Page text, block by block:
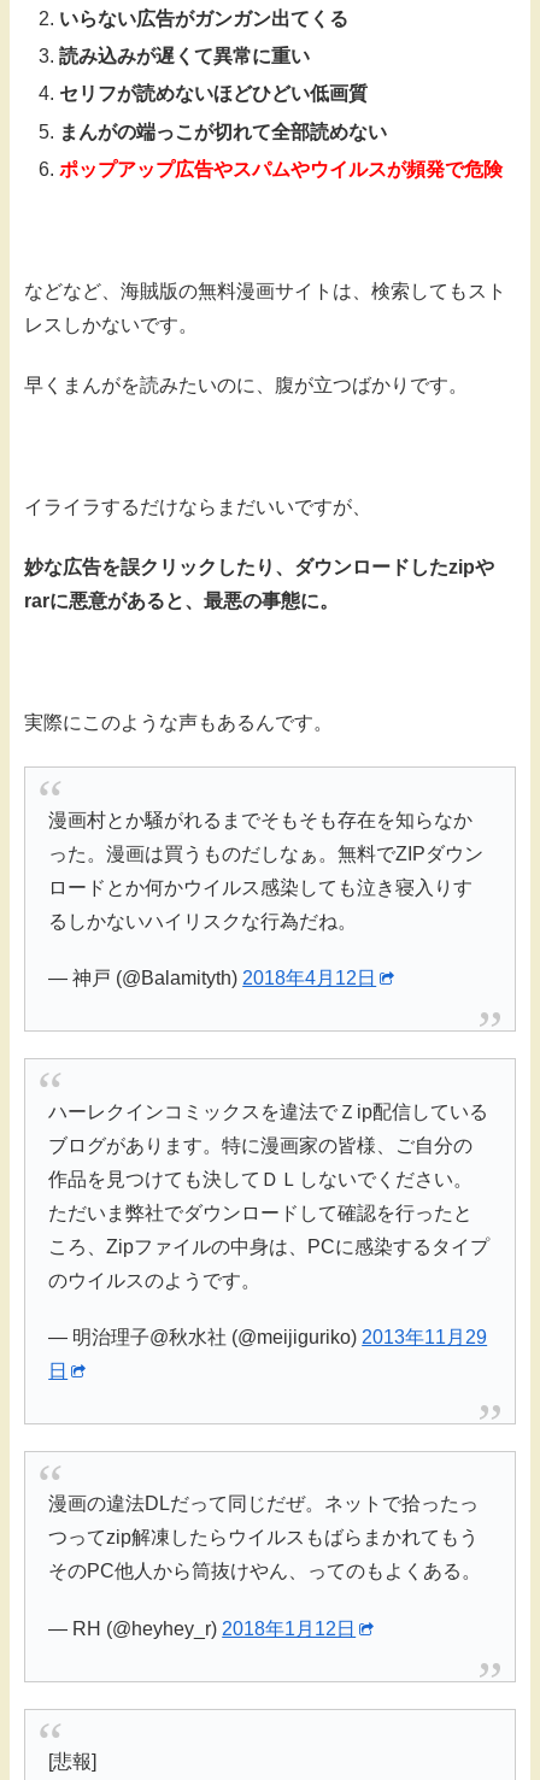
いらない広告がガンガン出てくる
読み込みが遅くて異常に重い
セリフが読めないほどひどい低画質
まんがの端っこが切れて全部読めない
ポップアップ広告やスパムやウイルスが頻発で危険
などなど、海賊版の無料漫画サイトは、検索してもスト
レスしかないです。
早くまんがを読みたいのに、腹が立つばかりです。
イライラするだけならまだいいですが、
妙な広告を誤クリックしたり、ダウンロードしたzipや
rarに悪意があると、最悪の事態に。
実際にこのような声もあるんです。
漫画村とか騒がれるまでそもそも存在を知らなか
った。漫画は買うものだしなぁ。無料でZIPダウン
ロードとか何かウイルス感染しても泣き寝入りす
るしかないハイリスクな行為だね。
— 神戸 (@Balamityth) 2018年4月12日
ハーレクインコミックスを違法でＺip配信している
ブログがあります。特に漫画家の皆様、ご自分の
作品を見つけても決してＤＬしないでください。
ただいま弊社でダウンロードして確認を行ったと
ころ、Zipファイルの中身は、PCに感染するタイプ
のウイルスのようです。
— 明治理子@秋水社 (@meijiguriko) 2013年11月29
日
漫画の違法DLだって同じだぜ。ネットで拾ったっ
つってzip解凍したらウイルスもばらまかれてもう
そのPC他人から筒抜けやん、ってのもよくある。
— RH (@heyhey_r) 2018年1月12日
[悲報]